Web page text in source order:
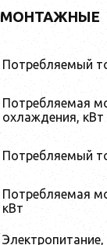
МОНТАЖНЫЕ
Потребляемый
Потребляемая
охлаждения, кВт
Потребляемый
Потребляемая
кВт